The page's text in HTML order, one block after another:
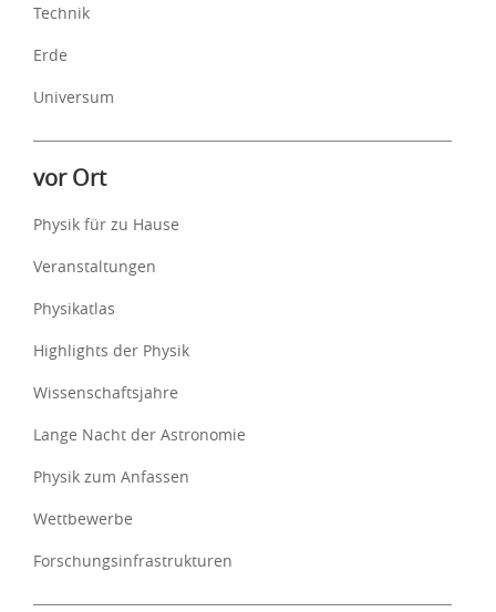
Technik
Erde
Universum
vor Ort
Physik für zu Hause
Veranstaltungen
Physikatlas
Highlights der Physik
Wissenschaftsjahre
Lange Nacht der Astronomie
Physik zum Anfassen
Wettbewerbe
Forschungsinfrastrukturen